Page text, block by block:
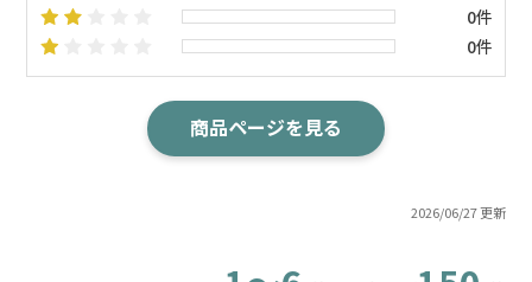
2026/06/27 更新
0件
0件
商品ページを見る